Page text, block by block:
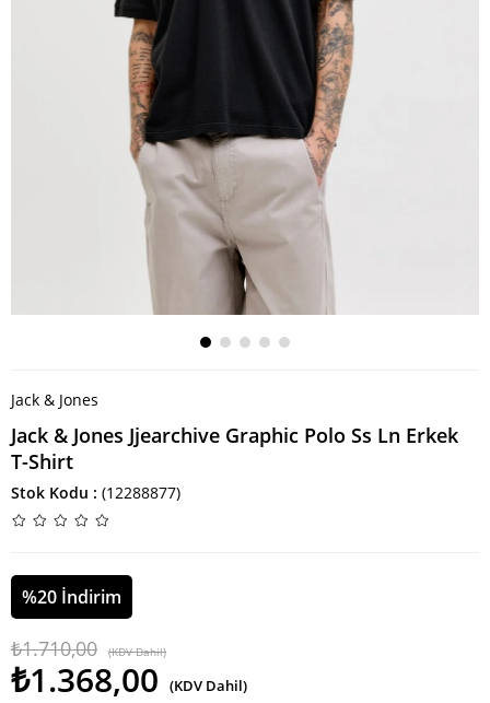
Jack & Jones
Jack & Jones Jjearchive Graphic Polo Ss Ln Erkek
T-Shirt
Stok Kodu (12288877)
%20 İndirim
₺1.710,00 (KDV Dahil)
₺1.368,00 (KDV Dahil)